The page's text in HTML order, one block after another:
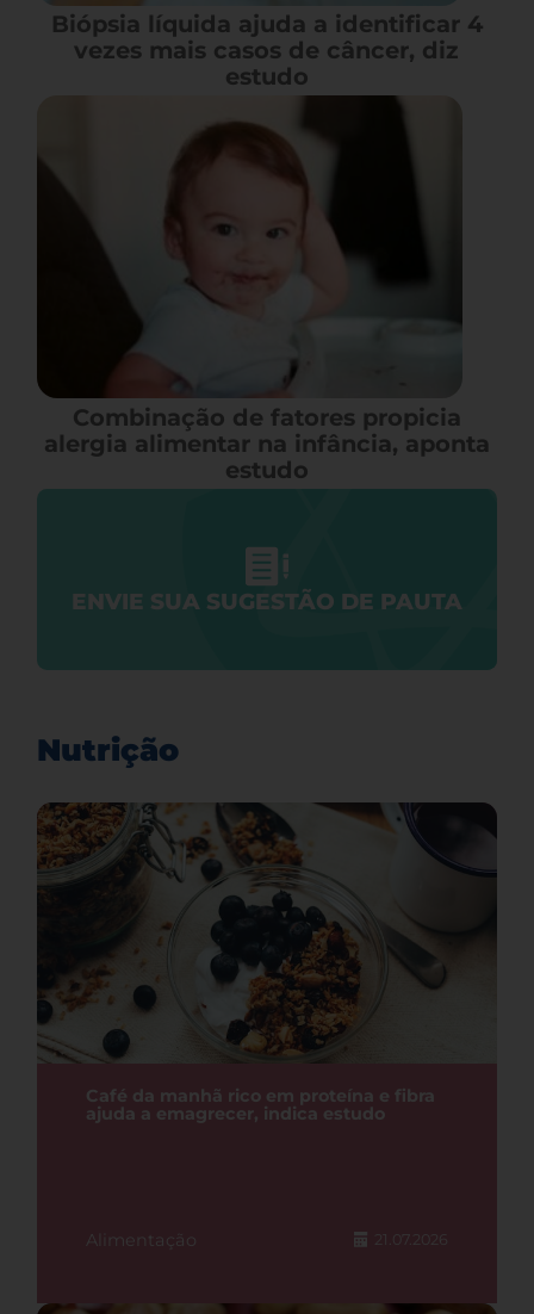
Biópsia líquida ajuda a identificar 4
vezes mais casos de câncer, diz
estudo
Combinação de fatores propicia
alergia alimentar na infância, aponta
estudo
ENVIE SUA SUGESTÃO DE PAUTA
Nutrição
Café da manhã rico em proteína e fibra
ajuda a emagrecer, indica estudo
Alimentação 21.07.2026